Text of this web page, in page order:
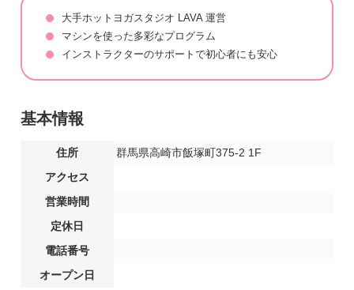
大手ホットヨガスタジオ LAVA 運営
マシンを使った多彩なプログラム
インストラクターのサポートで初心者にも安心
基本情報
住所
群馬県高崎市飯塚町375-2 1F
アクセス
営業時間
定休日
電話番号
オープン日